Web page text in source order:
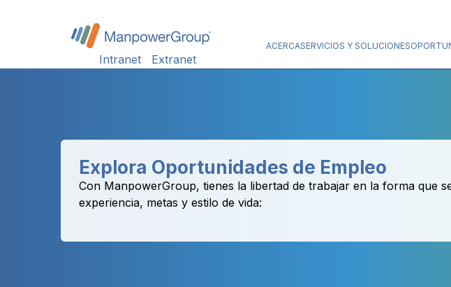
Intranet Extranet
ACERCASERVICIOS Y SOLUCIONES
Explora Oportunidades de Empleo
Con ManpowerGroup, tienes la libertad de trabajar en la forma que
experiencia, metas y estilo de vida: